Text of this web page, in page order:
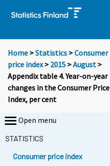
Home >Statistics >Consumer
price index> 2015 >August >
Appendix table 4. Year-on-year
changes in the Consumer Price
Index, per cent
Open menu
STATISTICS
Consumer price index